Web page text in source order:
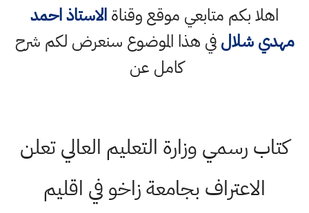
اهلا بكم متابعي موقع وقناةالاستاذ احمد
مهدي شلالفي هذا الموضوع سنعرض لكم شرح
كامل عن
كتاب رسمي وزارة التعليم العالي تعلن
الاعتراف بجامعة زاخو في اقليم